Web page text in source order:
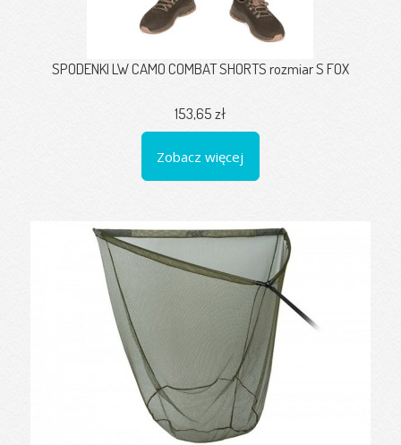
SPODENKI LW CAMO COMBAT SHORTS rozmiar S FOX
153,65 zł
Zobacz więcej